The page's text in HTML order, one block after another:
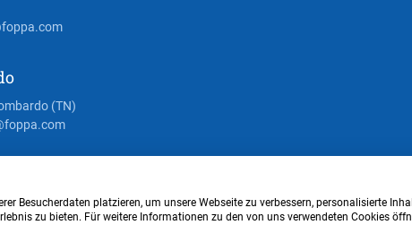
(TN)
Nr. IT00676670219 AGB Privacy
Besucherdaten platzieren, um unsere Webseite zu verbessern, personalisierte
zu bieten. Für weitere Informationen zu den von uns verwendeten Cookies